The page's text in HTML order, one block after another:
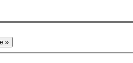
»